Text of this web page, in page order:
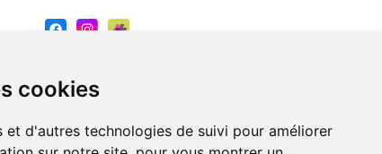
cookies
et d'autres technologies de suivi pour améliorer